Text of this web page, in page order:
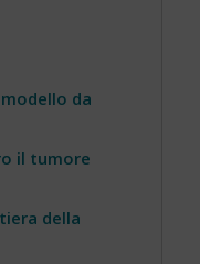
da
il tumore
della